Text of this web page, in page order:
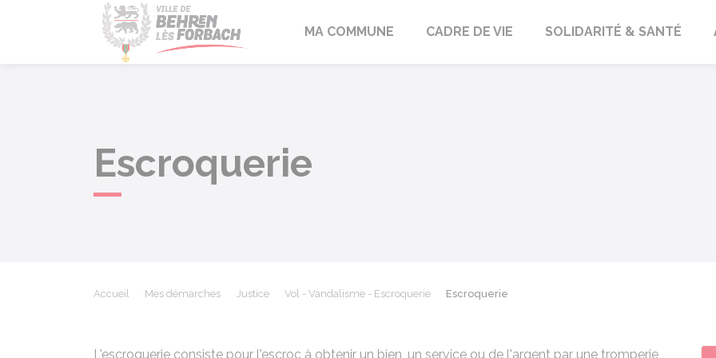
Behren-lès-Forbach
MA COMMUNE CADRE DE VIE SOLIDARITÉ & SANTÉ
Escroquerie
Accueil Mes démarches Justice Vol - Vandalisme - Escroquerie Escroquerie
L'escroquerie consiste pour l'escroc à obtenir un bien, un service ou de l'argent par une tromperie